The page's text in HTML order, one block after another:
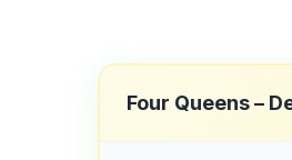
Four Queens –